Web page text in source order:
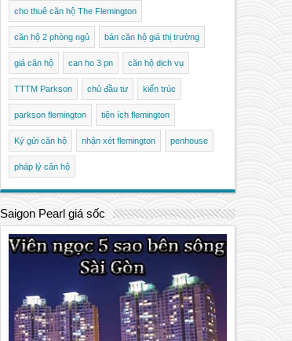
cho thuê căn hộ The Flemington
căn hộ 2 phòng ngủ bán căn hộ giá thị trường
giá căn hộ can ho 3 pn căn hộ dịch vụ
TTTM Parkson chủ đầu tư kiến trúc
parkson flemington tiện ích flemington
Ký gửi căn hộ nhận xét flemington penhouse
pháp lý căn hộ
Saigon Pearl giá sốc